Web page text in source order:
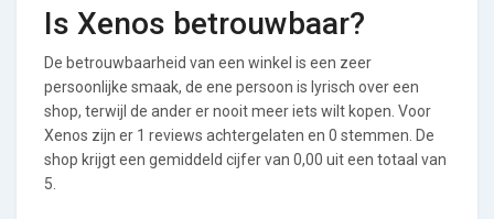
Is Xenos betrouwbaar?
De betrouwbaarheid van een winkel is een zeer
persoonlijke smaak, de ene persoon is lyrisch over een
shop, terwijl de ander er nooit meer iets wilt kopen. Voor
Xenos zijn er 1 reviews achtergelaten en 0 stemmen. De
shop krijgt een gemiddeld cijfer van 0,00 uit een totaal van
5.